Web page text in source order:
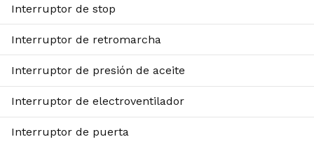
Interruptor de stop
Interruptor de retromarcha
Interruptor de presión de aceite
Interruptor de electroventilador
Interruptor de puerta